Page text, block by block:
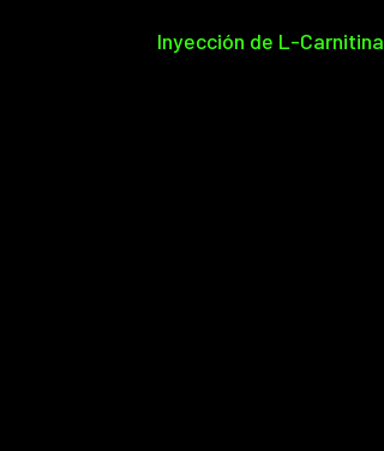
Inyección de L-Carnitina